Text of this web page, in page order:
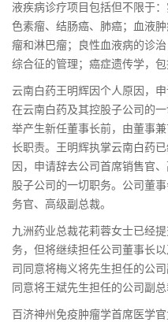
液疾病诊疗项目包括但不限于
色素瘤、结肠癌、肺癌；血液
瘤和淋巴瘤；良性血液病的诊
综合征的管理；癌症遗传学，
云南白药王明辉因个人原因，
在云南白药及其控股子公司的
举产生新任董事长前，由董事
长职责。王明辉执掌云南白药
因，申请辞去公司首席销售官
股子公司的一切职务。公司董
务官、高级副总裁。
九洲药业总裁花莉蓉女士已经
务，但将继续担任公司董事长
司同意将梅义将先生担任的公
同意将王斌先生担任的公司副
百济神州免疫肿瘤学首席医学